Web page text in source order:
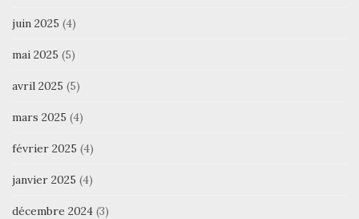
juin 2025 (4)
mai 2025 (5)
avril 2025 (5)
mars 2025 (4)
février 2025 (4)
janvier 2025 (4)
décembre 2024 (3)